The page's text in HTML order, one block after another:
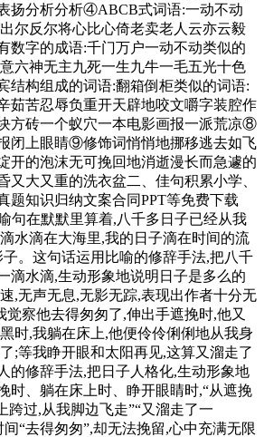
扬分析分析④ABCB式词语:一动不动
尔反尔将心比心倚老卖老人云亦云毅
数字的成语:千门万户一动不动类似的
六神无主九死一生九牛一毛五光十色
结构组成的词语:翻箱倒柜类似的词语:
茹苦忍辱负重开天辟地咬文嚼字装腔作
方砖一个蚁穴一本电影画报一派荒凉⑧
闭上眼睛⑨修饰词悄悄地挪移逃去如飞
开的泡沫无可挽回地消逝漫长而急遽的
又大又重的洗衣盆二、佳句积累小学、
题知识归纳文案合同PPT等免费下载
句在默默里算着,八千多日子已经从我
水滴在大海里,我的日子滴在时间的流
。这句话运用比喻的修辞手法,把八千
滴水滴,生动形象地说明日子是多么的
,无声无息,无影无踪,表现出作者十分无
觉察他去得匆匆了,伸出手遮挽时,他又
时,我躺在床上,他便伶伶俐俐地从我身
;等我睁开眼和太阳再见,这算又溜走了
的修辞手法,把日子人格化,生动形象地
时、躺在床上时、睁开眼睛时,“从遮挽
跨过,从我脚边飞走”“又溜走了一
间“去得匆匆”,却无法挽留,心中充满无限